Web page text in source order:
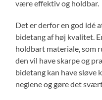
være effektiv og holdbar.
Det er derfor en god idé
bidetang af høj kvalitet.
holdbart materiale, som
den vil have skarpe og
bidetang kan have sløve
neglene og gøre det